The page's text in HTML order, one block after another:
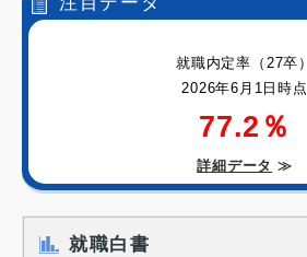
就職内定率（27卒）
2026年6月1日時点
77.2％
詳細データ ≫
就職白書